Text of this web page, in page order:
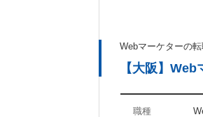
Webマーケターの
【大阪】
職種